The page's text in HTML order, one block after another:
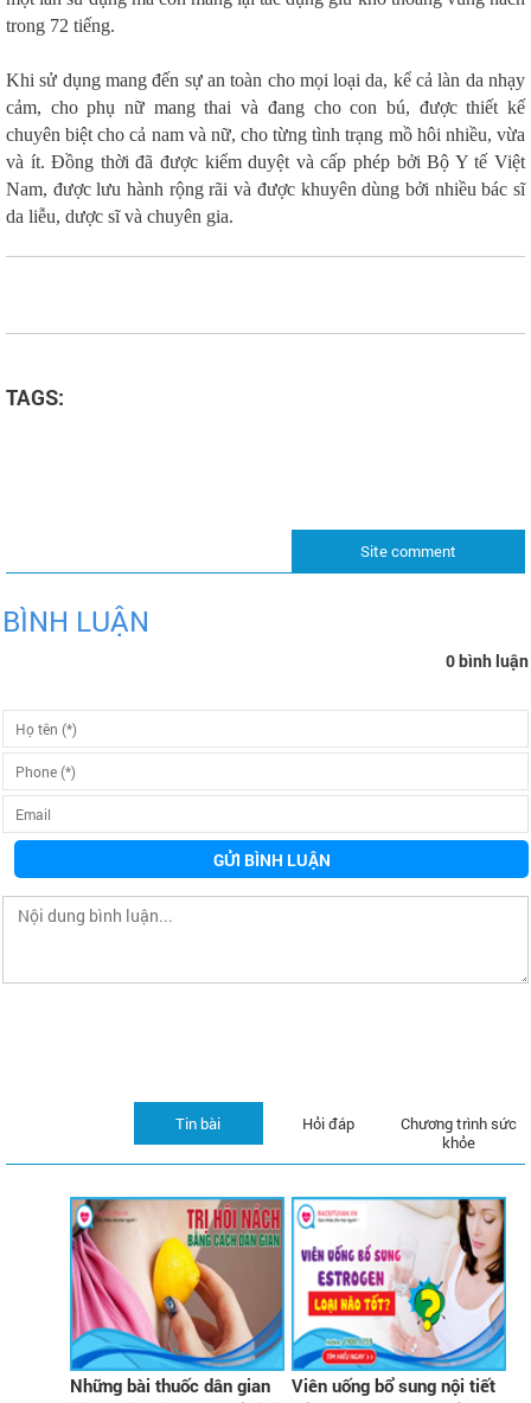
trong 72 tiếng.
Khi sử dụng mang đến sự an toàn cho mọi loại da, kể cả làn da nhạy
cảm, cho phụ nữ mang thai và đang cho con bú, được thiết kế
chuyên biệt cho cả nam và nữ, cho từng tình trạng mồ hôi nhiều, vừa
và ít. Đồng thời đã được kiểm duyệt và cấp phép bởi Bộ Y tế Việt
Nam, được lưu hành rộng rãi và được khuyên dùng bởi nhiều bác sĩ
da liễu, dược sĩ và chuyên gia.
TAGS:
Site comment
BÌNH LUẬN
0 bình luận
GỬI BÌNH LUẬN
Chương trình sức
khỏe
Hỏi đáp
Tin bài
Những bài thuốc dân gian
Viên uống bổ sung nội tiết